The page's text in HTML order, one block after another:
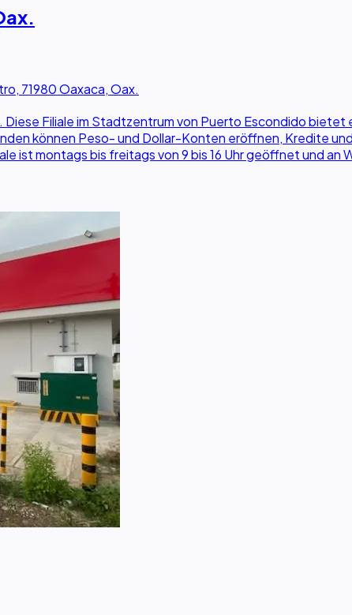
71980 Oaxaca, Oax.
Filiale im Stadtzentrum von Puerto Escondido
können Peso- und Dollar-Konten eröffnen, Kredite
ist montags bis freitags von 9 bis 16 Uhr geöffnet und